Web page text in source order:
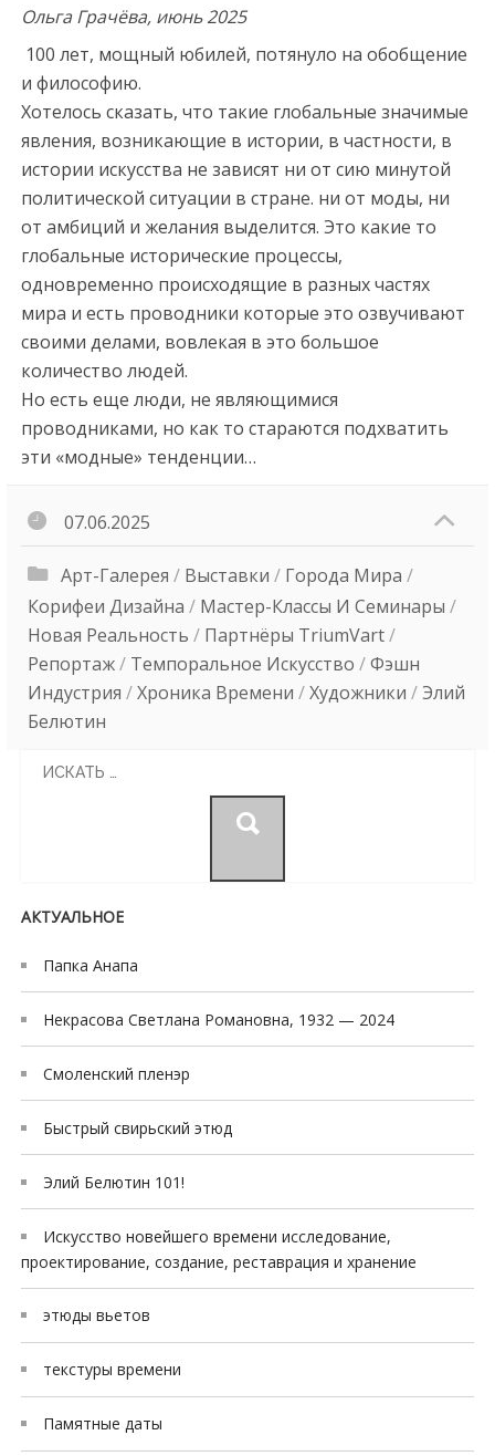
Ольга Грачёва, июнь 2025
100 лет, мощный юбилей, потянуло на обобщение
и философию.
Хотелось сказать, что такие глобальные значимые
явления, возникающие в истории, в частности, в
истории искусства не зависят ни от сию минутой
политической ситуации в стране. ни от моды, ни
от амбиций и желания выделится. Это какие то
глобальные исторические процессы,
одновременно происходящие в разных частях
мира и есть проводники которые это озвучивают
своими делами, вовлекая в это большое
количество людей.
Но есть еще люди, не являющимися
проводниками, но как то стараются подхватить
эти «модные» тенденции…
07.06.2025
Арт-Галерея / Выставки / Города Мира /
Корифеи Дизайна / Мастер-Классы И Семинары /
Новая Реальность / Партнёры TriumVart/
Репортаж/ Темпоральное Искусство /Фэшн
Индустрия /Хроника Времени /Художники /Элий
Белютин
АКТУАЛЬНОЕ
Папка Анапа
Некрасова Светлана Романовна, 1932 — 2024
Смоленский пленэр
Быстрый свирьский этюд
Элий Белютин 101!
Искусство новейшего времени исследование,
проектирование, создание, реставрация и хранение
этюды вьетов
текстуры времени
Памятные даты